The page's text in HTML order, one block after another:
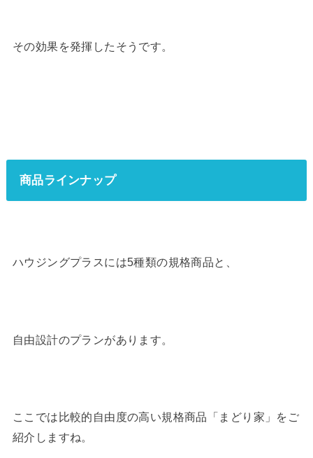
その効果を発揮したそうです。
商品ラインナップ
ハウジングプラスには5種類の規格商品と、
自由設計のプランがあります。
ここでは比較的自由度の高い規格商品「まどり家」をご
紹介しますね。